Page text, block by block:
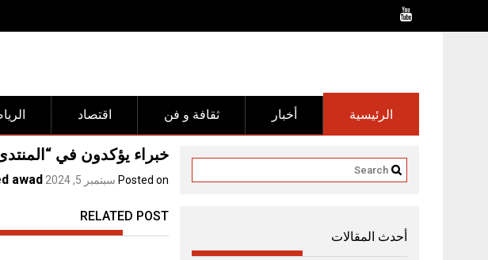
اقتصاد ثقافة و فن أخبار الرئيسية
خبراء يؤكدون في “المنتدى الدولي
Posted on سبتمبر 5, 2024 by
awad
RELATED POST
أحدث المقالات